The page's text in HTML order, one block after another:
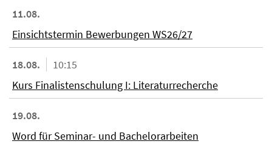
11.08.
Einsichtstermin Bewerbungen WS26/27
18.08.
10:15
Kurs Finalistenschulung I: Literaturrecherche
19.08.
Word für Seminar- und Bachelorarbeiten